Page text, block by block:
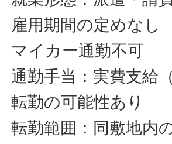
雇用期間の定めなし
マイカー通勤不可
通勤手当：実費支給
転勤の可能性あり
転勤範囲：同敷地内